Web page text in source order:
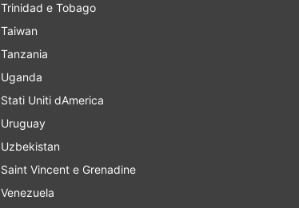
Trinidad e Tobago
Taiwan
Tanzania
Uganda
Stati Uniti dAmerica
Uruguay
Uzbekistan
Saint Vincent e Grenadine
Venezuela